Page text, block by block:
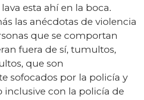
esta ahí en la boca.
las anécdotas de violencia
que se comportan
fuera de sí, tumultos,
que son
sofocados por la policía y
con la policía de